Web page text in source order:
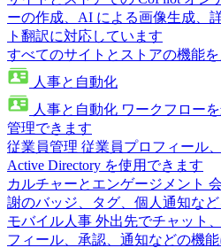
ーの作成、AI による画像生成、
ト翻訳に対応しています
すべてのサイトとストアの機能を
人事と自動化
人事と自動化 ワークフロー
管理できます
従業員管理 従業員プロフィール
Active Directory を使用できます
カルチャーとエンゲージメント
謝のバッジ、タグ、個人通知な
モバイル人事 外出先でチャット
フィール、承認、通知などの機